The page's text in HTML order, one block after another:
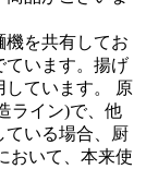
機を共有してお
ています。揚げ
しています。 原
ライン)で、他
ている場合、厨
おいて、本来使